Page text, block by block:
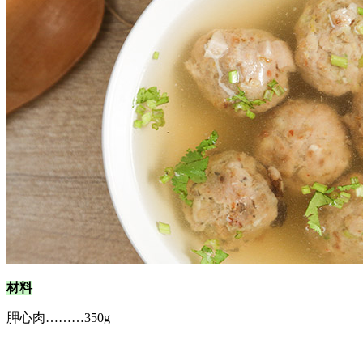
材料
胛心肉………350g